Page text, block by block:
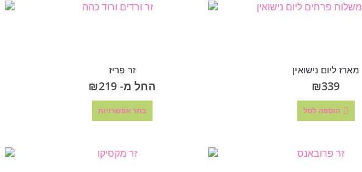
מארז ליום נישואין
₪339
הוספה לסל
זר פריז
החל מ- ₪219
בחר אפשרויות